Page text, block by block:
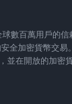
數百萬用戶的
全加密貨幣交易
並在開放的加密